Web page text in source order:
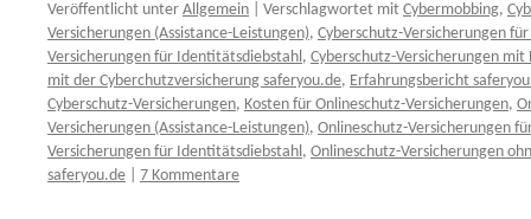
Veröffentlicht unter Allgemein Verschlagwortet mit Cybermobbing,
Versicherungen (Assistance-Leistungen), Cyberschutz-Versicherungen
Versicherungen für Identitätsdiebstahl, Cyberschutz-Versicherungen
mit der Cyberchutzversicherung saferyou.de, Erfahrungsbericht
Cyberschutz-Versicherungen, Kosten für Onlineschutz-Versicherungen,
Versicherungen (Assistance-Leistungen), Onlineschutz-Versicherungen
Versicherungen für Identitätsdiebstahl, Onlineschutz-Versicherungen
saferyou.de
7 Kommentare